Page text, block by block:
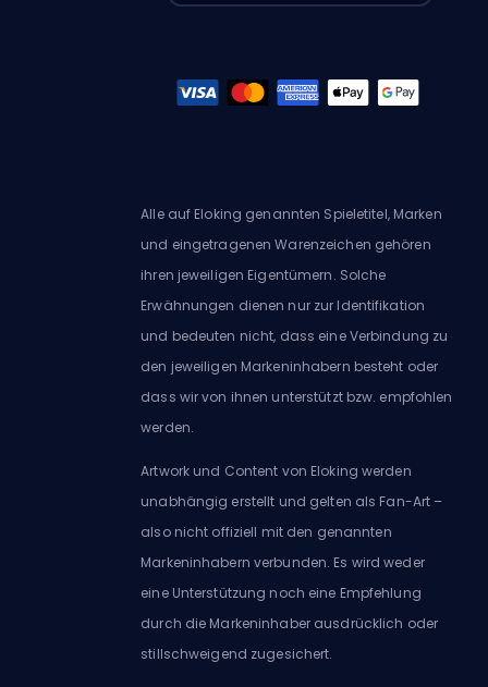
Alle auf Eloking genannten Spieletitel, Marken
und eingetragenen Warenzeichen gehören
ihren jeweiligen Eigentümern. Solche
Erwähnungen dienen nur zur Identifikation
und bedeuten nicht, dass eine Verbindung zu
den jeweiligen Markeninhabern besteht oder
dass wir von ihnen unterstützt bzw. empfohlen
werden.
Artwork und Content von Eloking werden
unabhängig erstellt und gelten als Fan-Art –
also nicht offiziell mit den genannten
Markeninhabern verbunden. Es wird weder
eine Unterstützung noch eine Empfehlung
durch die Markeninhaber ausdrücklich oder
stillschweigend zugesichert.